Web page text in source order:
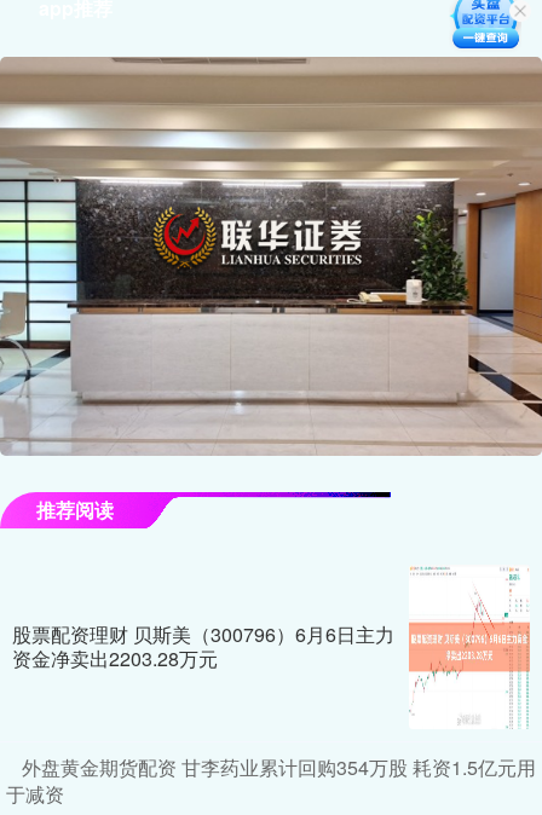
推荐阅读
股票配资理财 贝斯美（300796）6月6日主力
资金净卖出2203.28万元
外盘黄金期货配资 甘李药业累计回购354万股 耗资1.5亿元用
于减资